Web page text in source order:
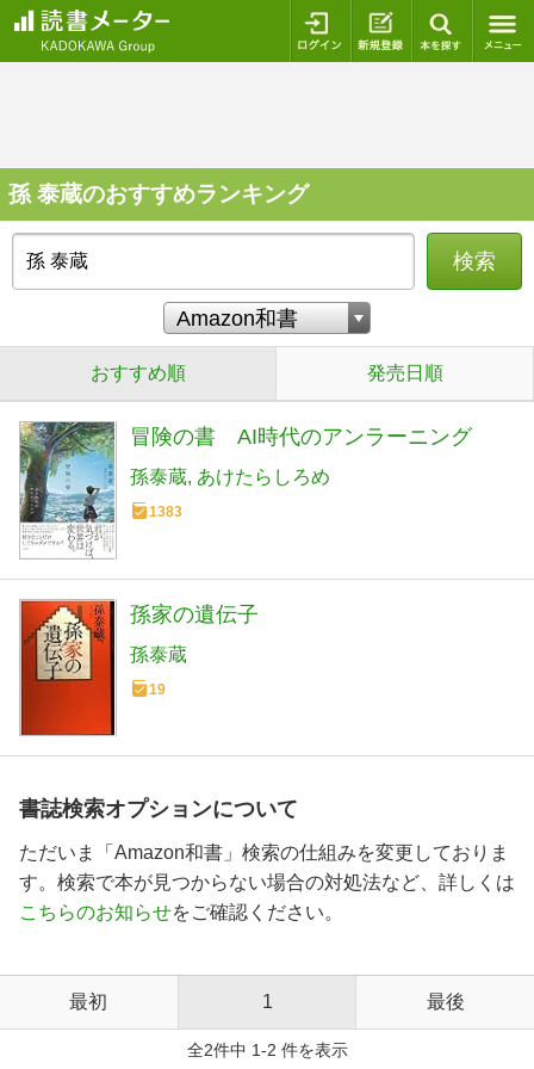
ログイン 新規登録
孫 泰蔵のおすすめランキング
検索
おすすめ順 発売日順
冒険の書 AI時代のアンラーニング
孫泰蔵 あけたらしろめ
1383
孫家の遺伝子
孫泰蔵
19
書誌検索オプションについて
ただいま「Amazon和書」検索の仕組みを変更しておりま
す。検索で本が見つからない場合の対処法など、詳しくは
こちらのお知らせをご確認ください。
最初 1 最後
全2件中 1-2 件を表示